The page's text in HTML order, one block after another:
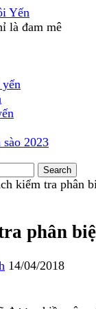
là đam mê
2023
Search
kiểm tra phân
phân
14/04/2018